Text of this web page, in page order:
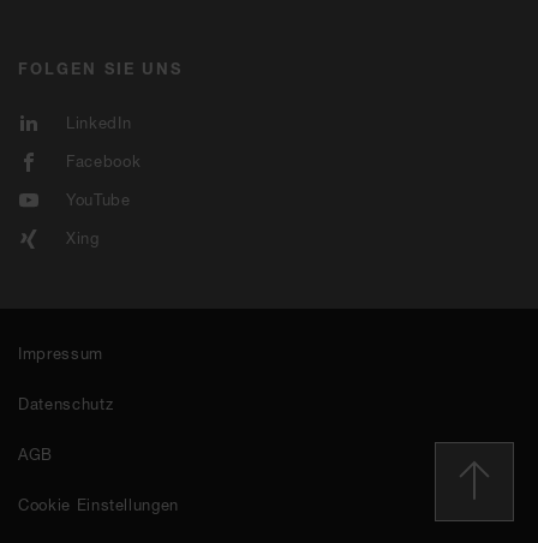
FOLGEN SIE UNS
LinkedIn
Facebook
YouTube
Xing
Impressum
Datenschutz
AGB
Cookie Einstellungen